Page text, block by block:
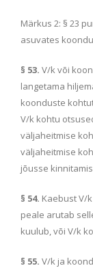
Märkus 2: § 23
asuvates
§ 53. V/k või
langetama
koonduste
V/k kohtu
väljaheitmise
väljaheitmise
jõusse
§ 54. Kaebust V/
peale arutab
kuulub, või V/k
§ 55. V/k ja